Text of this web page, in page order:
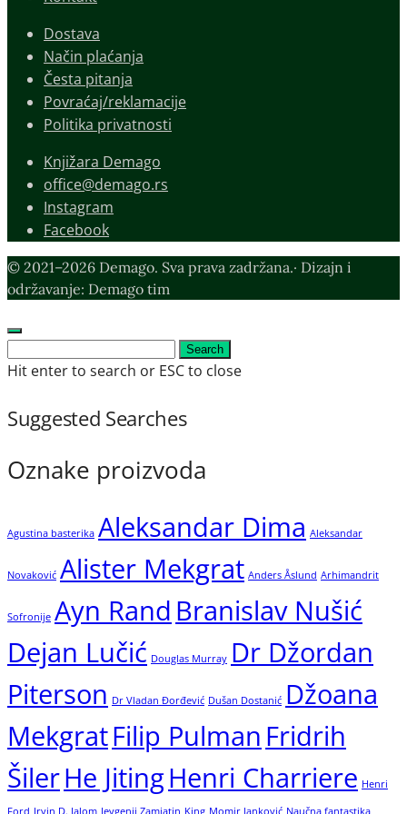
Dostava
Način plaćanja
Česta pitanja
Povraćaj/reklamacije
Politika privatnosti
Knjižara Demago
office@demago.rs
Instagram
Facebook
© 2021–2026 Demago. Sva prava zadržana.· Dizajn i
održavanje: Demago tim
Search
for:
Search
Hit enter to search or ESC to close
Suggested Searches
Oznake proizvoda
Agustina basterika Aleksandar Dima Aleksandar
Novaković Alister Mekgrat Anders Åslund Arhimandrit
Sofronije Ayn Rand Branislav Nušić
Dejan Lučić Douglas Murray Dr Džordan
Piterson Dr Vladan Đorđević Dušan Dostanić Džoana
MekgratFilip Pulman Fridrih
ŠilerHe JitingHenri Charriere Henri
Ford Irvin D. Jalom Jevgenij Zamjatin King Momir Janković Naučna fantastika